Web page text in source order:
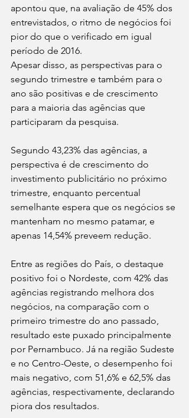
apontou que, na avaliação de 45% dos
entrevistados, o ritmo de negócios foi
pior do que o verificado em igual
período de 2016.
Apesar disso, as perspectivas para o
segundo trimestre e também para o
ano são positivas e de crescimento
para a maioria das agências que
participaram da pesquisa.
Segundo 43,23% das agências, a
perspectiva é de crescimento do
investimento publicitário no próximo
trimestre, enquanto percentual
semelhante espera que os negócios se
mantenham no mesmo patamar, e
apenas 14,54% preveem redução.
Entre as regiões do País, o destaque
positivo foi o Nordeste, com 42% das
agências registrando melhora dos
negócios, na comparação com o
primeiro trimestre do ano passado,
resultado este puxado principalmente
por Pernambuco. Já na região Sudeste
e no Centro-Oeste, o desempenho foi
mais negativo, com 51,6% e 62,5% das
agências, respectivamente, declarando
piora dos resultados.